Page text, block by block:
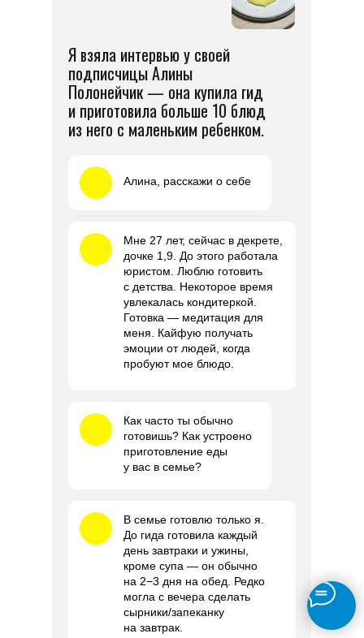
Я взяла интервью у своей
подписчицы Алины
Полонейчик — она купила гид
и приготовила больше 10 блюд
из него с маленьким ребенком.
Алина, расскажи о себе
Мне 27 лет, сейчас в декрете,
дочке 1,9. До этого работала
юристом. Люблю готовить
с детства. Некоторое время
увлекалась кондитеркой.
Готовка — медитация для
меня. Кайфую получать
эмоции от людей, когда
пробуют мое блюдо.
Как часто ты обычно
готовишь? Как устроено
приготовление еды
у вас в семье?
В семье готовлю только я.
До гида готовила каждый
день завтраки и ужины,
кроме супа — он обычно
на 2−3 дня на обед. Редко
могла с вечера сделать
сырники/запеканку
на завтрак.